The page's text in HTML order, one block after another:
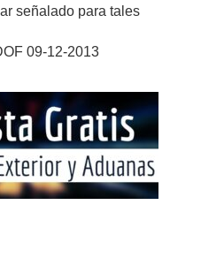
señalado para tales
09-12-2013